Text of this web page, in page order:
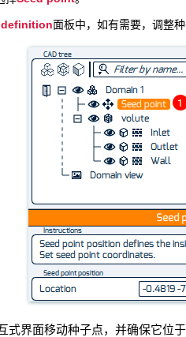
面板中，如有需要，调整
式界面移动种子点，并确保它位于